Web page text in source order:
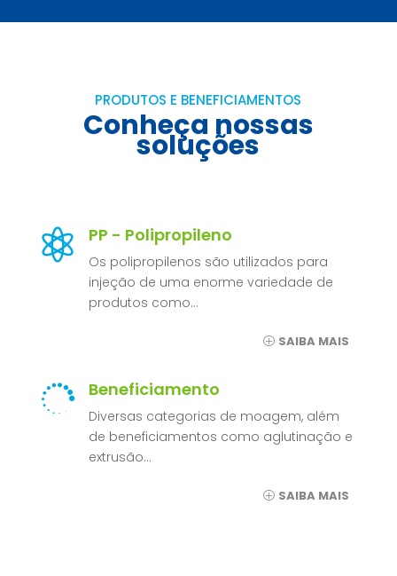
PRODUTOS E BENEFICIAMENTOS
Conheça nossas
soluções
 PP - Polipropileno
Os polipropilenos são utilizados para
injeção de uma enorme variedade de
produtos como…
SAIBA MAIS
 Beneficiamento
Diversas categorias de moagem, além
de beneficiamentos como aglutinação e
extrusão…
SAIBA MAIS